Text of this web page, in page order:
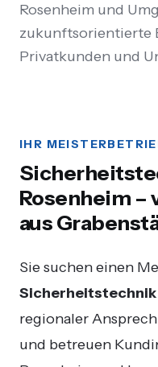
Rosenheim und
zukunftsorientierte
Privatkunden und
IHR
Rosenheim –
aus
Sie suchen einen
Sicherheitstechnik
regionaler
und betreuen